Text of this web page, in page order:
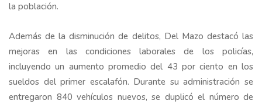
la población.
Además de la disminución de delitos, Del Mazo destacó las
mejoras en las condiciones laborales de los policías,
incluyendo un aumento promedio del 43 por ciento en los
sueldos del primer escalafón. Durante su administración se
entregaron 840 vehículos nuevos, se duplicó el número de